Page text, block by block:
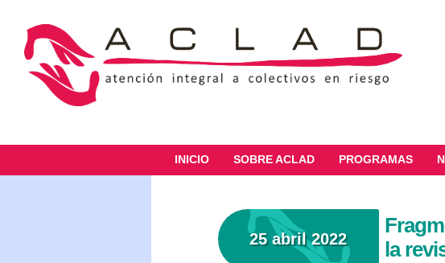
INICIO SOBRE ACLAD PROGRAMAS
25 abril 2022
la